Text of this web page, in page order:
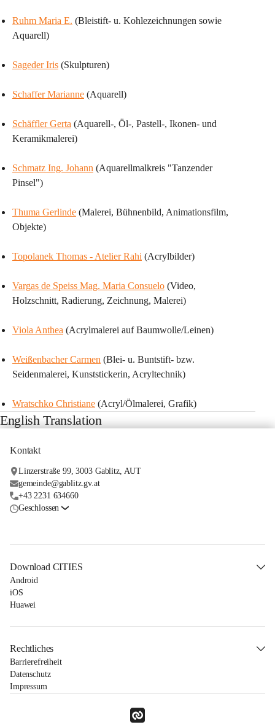
Ruhm Maria E. (Bleistift- u. Kohlezeichnungen sowie
Aquarell)
Sageder Iris (Skulpturen)
Schaffer Marianne (Aquarell)
Schäffler Gerta (Aquarell-, Öl-, Pastell-, Ikonen- und
Keramikmalerei)
Schmatz Ing. Johann (Aquarellmalkreis "Tanzender
Pinsel")
Thuma Gerlinde (Malerei, Bühnenbild, Animationsfilm,
Objekte)
Topolanek Thomas - Atelier Rahi (Acrylbilder)
Vargas de Speiss Mag. Maria Consuelo (Video,
Holzschnitt, Radierung, Zeichnung, Malerei)
Viola Anthea (Acrylmalerei auf Baumwolle/Leinen)
Weißenbacher Carmen (Blei- u. Buntstift- bzw.
Seidenmalerei, Kunststickerin, Acryltechnik)
Wratschko Christiane (Acryl/Ölmalerei, Grafik)
English Translation
Kontakt
Linzerstraße 99, 3003 Gablitz, AUT
gemeinde@gablitz.gv.at
+43 2231 634660
Geschlossen
Download CITIES
Android
iOS
Huawei
Rechtliches
Barrierefreiheit
Datenschutz
Impressum